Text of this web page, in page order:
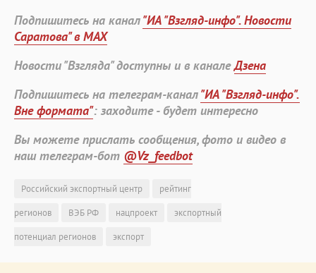
Подпишитесь на канал"ИА "Взгляд-инфо". Новости
Саратова" в MAX
Новости "Взгляда" доступны и в каналеДзена
Подпишитесь на телеграм-канал"ИА "Взгляд-инфо".
Вне формата": заходите - будет интересно
Вы можете прислать сообщения, фото и видео в
наш телеграм-бот @Vz_feedbot
Российский экспортный центр
рейтинг
регионов
ВЭБ РФ нацпроект
экспортный
потенциал регионов
экспорт